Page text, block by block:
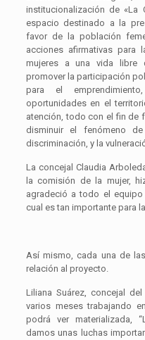
institucionalización de «La
espacio destinado a la
favor de la población
acciones afirmativas
mujeres a una vida libre
promover la participación
para el
oportunidades en el
atención, todo con el fin de
disminuir el fenómeno
discriminación, y la
La concejal Claudia
la comisión de la mujer,
agradeció a todo el
cual es tan importante para
Así mismo, cada una de
relación al proyecto.
Liliana Suárez, concejal
varios meses trabajando
podrá ver materializada,
damos unas luchas